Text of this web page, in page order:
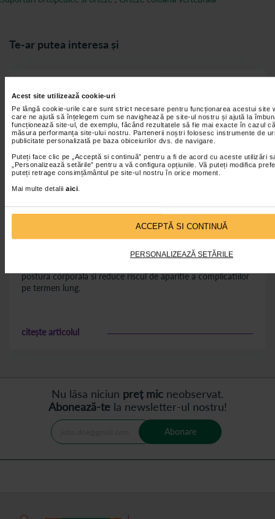
Acest site utilizează cookie-uri
Pe lângă cookie-urile care sunt strict necesare pentru funcționarea acestui site
care ne ajută să înțelegem cum se navighează pe site-ul nostru și ajută la
funcționează site-ul, de exemplu, făcând rezultatele să fie mai exacte în cazul
măsura performanța site-ului nostru. Partenerii noștri folosesc instrumente de
publicitate personalizată pe baza obiceiurilor dvs. de navigare.
Puteți face clic pe „Acceptă si continuă” pentru a fi de acord cu aceste utilizări
„Personalizează setările” pentru a vă configura opțiunile. Vă puteți modifica
puteți retrage consimțământul pe site-ul nostru în orice moment.
Mai multe detalii aici
ACCEPTĂ SI CONTINUĂ
PERSONALIZEAZĂ SETĂRILE
Te-ar putea interesa și
Centura lombara: cum te ajuta aceasta sa reduci
durerea lombara
Utilizarea unei centuri lombare reduce semnificativ presiunea
asupra vertebrelor si discurilor intervertebrale, ameliorand
postura corporala si reduce riscul de aparitie a complicatiilor
pe termen lung.
citește articolul
Nu lăsa niciun preț mic neobservat.
Abonează-tela newsletter-ul nostru!
Abonare